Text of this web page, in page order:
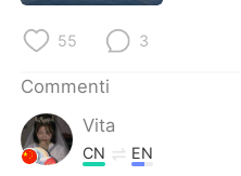
55 3
Commenti
Vita
CN EN